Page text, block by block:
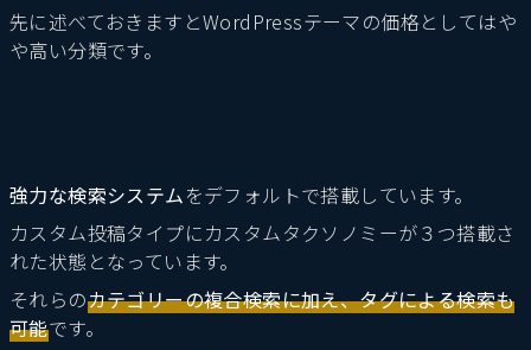
先に述べておきますとWordPressテーマの価格としてはや
や高い分類です。
強力な検索システムをデフォルトで搭載しています。
カスタム投稿タイプにカスタムタクソノミーが３つ搭載さ
れた状態となっています。
それらのカテゴリーの複合検索に加え、タグによる検索も
可能です。